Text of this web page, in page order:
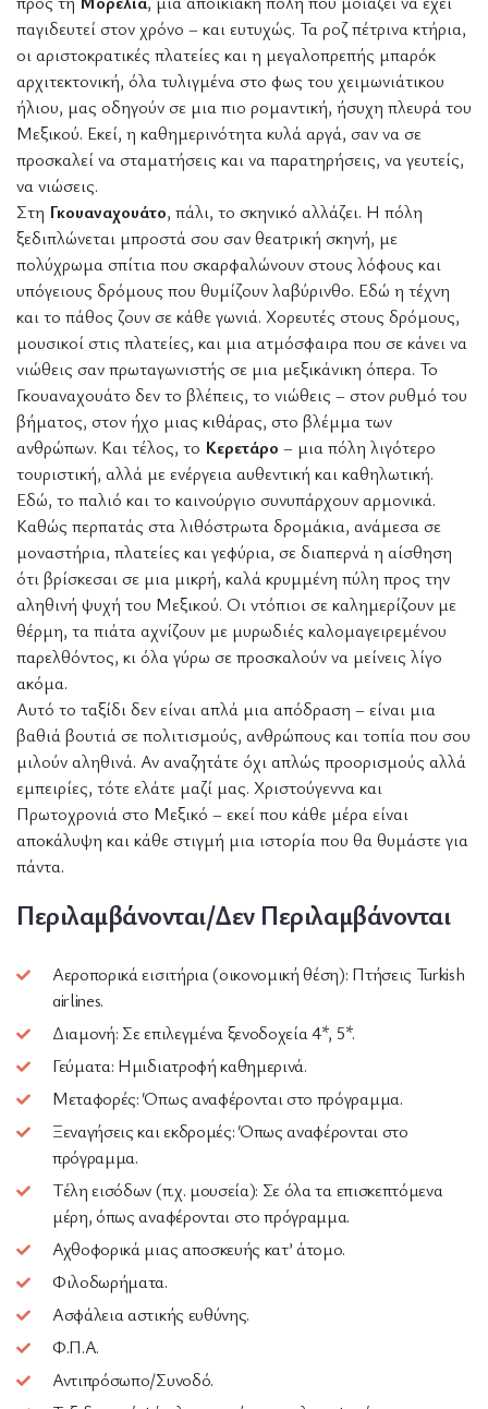
παγιδευτεί στον χρόνο – και ευτυχώς. Τα ροζ πέτρινα κτήρια,
οι αριστοκρατικές πλατείες και η μεγαλοπρεπής μπαρόκ
αρχιτεκτονική, όλα τυλιγμένα στο φως του χειμωνιάτικου
ήλιου, μας οδηγούν σε μια πιο ρομαντική, ήσυχη πλευρά του
Μεξικού. Εκεί, η καθημερινότητα κυλά αργά, σαν να σε
προσκαλεί να σταματήσεις και να παρατηρήσεις, να γευτείς,
να νιώσεις.
Στη Γκουαναχουάτο, πάλι, το σκηνικό αλλάζει. Η πόλη
ξεδιπλώνεται μπροστά σου σαν θεατρική σκηνή, με
πολύχρωμα σπίτια που σκαρφαλώνουν στους λόφους και
υπόγειους δρόμους που θυμίζουν λαβύρινθο. Εδώ η τέχνη
και το πάθος ζουν σε κάθε γωνιά. Χορευτές στους δρόμους,
μουσικοί στις πλατείες, και μια ατμόσφαιρα που σε κάνει να
νιώθεις σαν πρωταγωνιστής σε μια μεξικάνικη όπερα. Το
Γκουαναχουάτο δεν το βλέπεις, το νιώθεις – στον ρυθμό του
βήματος, στον ήχο μιας κιθάρας, στο βλέμμα των
ανθρώπων. Και τέλος, το Κερετάρο – μια πόλη λιγότερο
τουριστική, αλλά με ενέργεια αυθεντική και καθηλωτική.
Εδώ, το παλιό και το καινούργιο συνυπάρχουν αρμονικά.
Καθώς περπατάς στα λιθόστρωτα δρομάκια, ανάμεσα σε
μοναστήρια, πλατείες και γεφύρια, σε διαπερνά η αίσθηση
ότι βρίσκεσαι σε μια μικρή, καλά κρυμμένη πύλη προς την
αληθινή ψυχή του Μεξικού. Οι ντόπιοι σε καλημερίζουν με
θέρμη, τα πιάτα αχνίζουν με μυρωδιές καλομαγειρεμένου
παρελθόντος, κι όλα γύρω σε προσκαλούν να μείνεις λίγο
ακόμα.
Αυτό το ταξίδι δεν είναι απλά μια απόδραση – είναι μια
βαθιά βουτιά σε πολιτισμούς, ανθρώπους και τοπία που σου
μιλούν αληθινά. Αν αναζητάτε όχι απλώς προορισμούς αλλά
εμπειρίες, τότε ελάτε μαζί μας. Χριστούγεννα και
Πρωτοχρονιά στο Μεξικό – εκεί που κάθε μέρα είναι
αποκάλυψη και κάθε στιγμή μια ιστορία που θα θυμάστε για
πάντα.
Περιλαμβάνονται/Δεν Περιλαμβάνονται
Αεροπορικά εισιτήρια (οικονομική θέση): Πτήσεις Turkish
airlines.
Διαμονή: Σε επιλεγμένα ξενοδοχεία 4*, 5*.
Γεύματα: Ημιδιατροφή καθημερινά.
Μεταφορές: Όπως αναφέρονται στο πρόγραμμα.
Ξεναγήσεις και εκδρομές: Όπως αναφέρονται στο
πρόγραμμα.
Τέλη εισόδων (π.χ. μουσεία): Σε όλα τα επισκεπτόμενα
μέρη, όπως αναφέρονται στο πρόγραμμα.
Αχθοφορικά μιας αποσκευής κατ’ άτομο.
Φιλοδωρήματα.
Ασφάλεια αστικής ευθύνης.
Φ.Π.Α.
Αντιπρόσωπο/Συνοδό.